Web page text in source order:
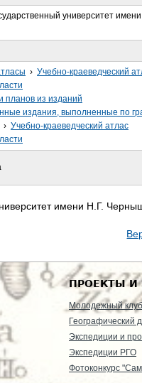
университет
› Учебно-краеведческий
планов из изданий
издания, выполненные по
› Учебно-краеведческий атлас
имени Н.Г.
ПРОЕКТЫ И
Молодежный клуб
Географический
Экспедиции и
Экспедиции РГО
Фотоконкурс